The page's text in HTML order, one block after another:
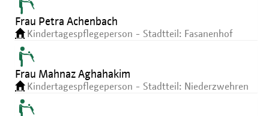
Frau Petra Achenbach
Kindertagespflegeperson - Stadtteil: Fasanenhof
Frau Mahnaz Aghahakim
Kindertagespflegeperson - Stadtteil: Niederzwehren